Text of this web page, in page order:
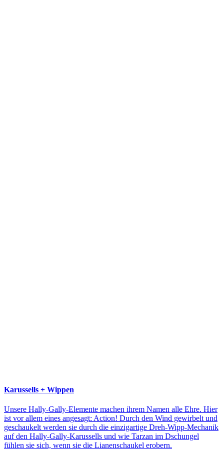
Karussells + Wippen
Unsere Hally-Gally-Elemente machen ihrem Namen alle Ehre. Hier
ist vor allem eines angesagt: Action! Durch den Wind gewirbelt und
geschaukelt werden sie durch die einzigartige Dreh-Wipp-Mechanik
auf den Hally-Gally-Karussells und wie Tarzan im Dschungel
fühlen sie sich, wenn sie die Lianenschaukel erobern.